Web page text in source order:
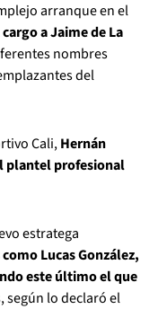
arranque en el
a Jaime de La
nombres
del
Cali,Hernán
plantel profesional
estratega
Lucas González,
este último el que
según lo declaró el